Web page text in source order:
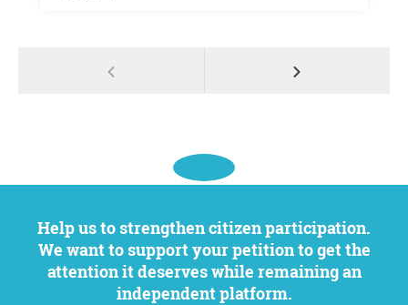
Help us to strengthen citizen participation.
We want to support your petition to get the
attention it deserves while remaining an
independent platform.